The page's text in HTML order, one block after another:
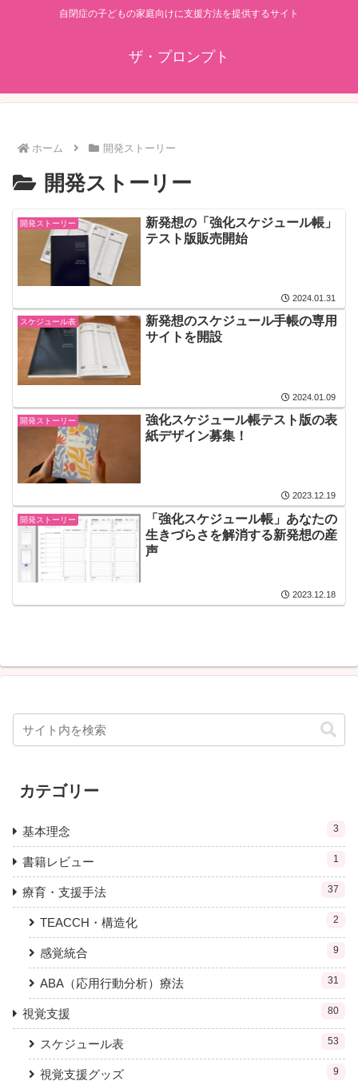
自閉症の子どもの家庭向けに支援方法を提供するサイト
ザ・プロンプト
ホーム 開発ストーリー
開発ストーリー
開発ストーリー
新発想の「強化スケジュール帳」
テスト版販売開始
2024.01.31
スケジュール表
新発想のスケジュール手帳の専用
サイトを開設
2024.01.09
開発ストーリー
強化スケジュール帳テスト版の表
紙デザイン募集！
2023.12.19
開発ストーリー
「強化スケジュール帳」あなたの
生きづらさを解消する新発想の産
声
2023.12.18
カテゴリー
基本理念 3
書籍レビュー 1
療育・支援手法 37
TEACCH・構造化 2
感覚統合 9
ABA（応用行動分析）療法 31
視覚支援 80
スケジュール表 53
視覚支援グッズ 9